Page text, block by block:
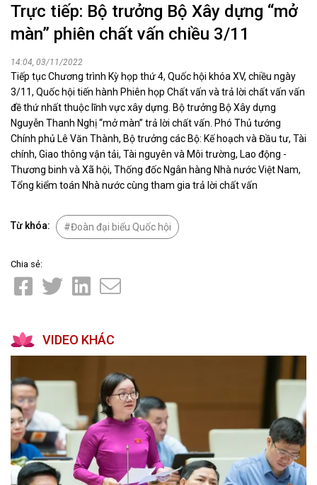
Trực tiếp: Bộ trưởng Bộ Xây dựng “mở
màn” phiên chất vấn chiều 3/11
14:04, 03/11/2022
Tiếp tục Chương trình Kỳ họp thứ 4, Quốc hội khóa XV, chiều ngày
3/11, Quốc hội tiến hành Phiên họp Chất vấn và trả lời chất vấn vấn
đề thứ nhất thuộc lĩnh vực xây dựng. Bộ trưởng Bộ Xây dựng
Nguyễn Thanh Nghị “mở màn” trả lời chất vấn. Phó Thủ tướng
Chính phủ Lê Văn Thành, Bộ trưởng các Bộ: Kế hoạch và Đầu tư, Tài
chính, Giao thông vận tải, Tài nguyên và Môi trường, Lao động -
Thương binh và Xã hội, Thống đốc Ngân hàng Nhà nước Việt Nam,
Tổng kiểm toán Nhà nước cùng tham gia trả lời chất vấn
Từ khóa: Đoàn đại biểu Quốc hội
Chia sẻ:
VIDEO KHÁC